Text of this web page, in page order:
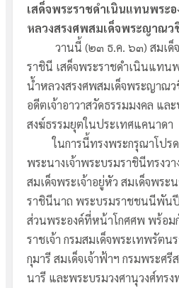
เสด็จพระราชดำเนินแทนพระ
หลวงสรงศพสมเด็จพระญาณว
วานนี้ (๒๓ ธ.ค. ๖๓) สมเด็จ
ราชินี เสด็จพระราชดำเนินแทน
น้ำหลวงสรงศพสมเด็จพระญาณว
อดีตเจ้าอาวาสวัดธรรมมงคล แล
สงฆ์ธรรมยุตในประเทศแคนาดา
ในการนี้ทรงพระกรุณาโปรด
พระนางเจ้าพระบรมราชินีทรงว
สมเด็จพระเจ้าอยู่หัว สมเด็จพระ
ราชินีนาถ พระบรมราชชนนีพัน
ส่วนพระองค์ที่หน้าโกศศพ พร้อ
ราชเจ้า กรมสมเด็จพระเทพรัตน
กุมารี สมเด็จเจ้าฟ้าฯ กรมพระศ
นารี และพระบรมวงศานุวงศ์ทรง